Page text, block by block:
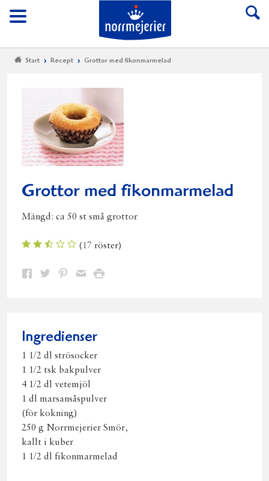
Meny
Till Norrmejerier
Start Recept Grottor med fikonmarmelad
Grottor med fikonmarmelad
Mängd: ca 50 st små grottor
(17 röster)
Dela Dela Dela DelaSkriv
Ingredienser
1 1/2 dl strösocker
1 1/2 tsk bakpulver
4 1/2 dl vetemjöl
1 dl marsansåspulver
(för kokning)
250 g Norrmejerier Smör,
kallt i kuber
1 1/2 dl fikonmarmelad